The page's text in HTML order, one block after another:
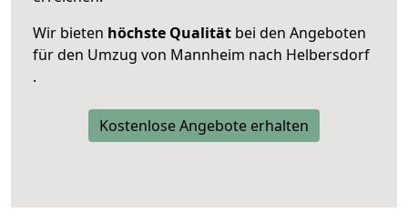
Wir bieten höchste Qualität bei den Angeboten
für den Umzug von Mannheim nach Helbersdorf
.
Kostenlose Angebote erhalten